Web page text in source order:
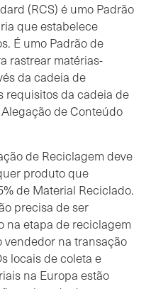
(RCS) é umo Padrão
que estabelece
É umo Padrão de
rastrear matérias-
da cadeia de
requisitos da cadeia de
de Conteúdo
de Reciclagem deve
produto que
de Material Reciclado.
precisa de ser
na etapa de reciclagem
na transação
locais de coleta e
na Europa estão